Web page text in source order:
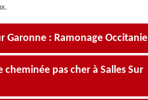
Garonne : Ramonage Occitanie
pas cher à Salles Sur